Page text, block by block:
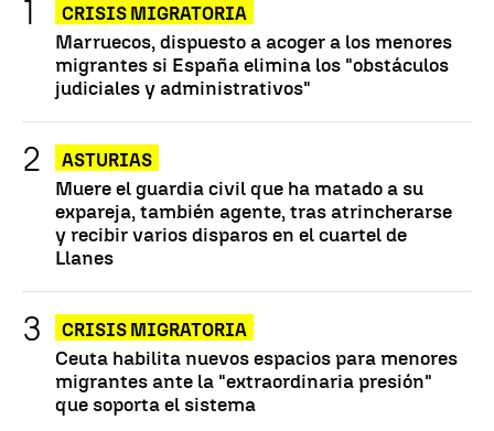
CRISIS MIGRATORIA
Marruecos, dispuesto a acoger a los menores
migrantes si España elimina los "obstáculos
judiciales y administrativos"
ASTURIAS
Muere el guardia civil que ha matado a su
expareja, también agente, tras atrincherarse
y recibir varios disparos en el cuartel de
Llanes
CRISIS MIGRATORIA
Ceuta habilita nuevos espacios para menores
migrantes ante la "extraordinaria presión"
que soporta el sistema